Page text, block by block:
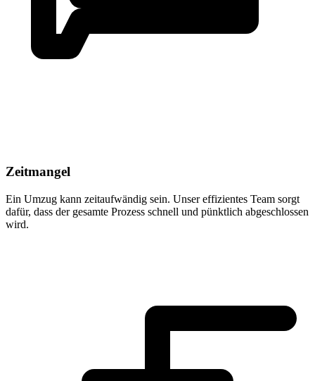
Zeitmangel
Ein Umzug kann zeitaufwändig sein. Unser effizientes Team sorgt
dafür, dass der gesamte Prozess schnell und pünktlich abgeschlossen
wird.